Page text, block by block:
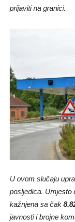
prijaviti na granici.
U ovom slučaju
posljedica. Umjesto
kažnjena sa čak
javnosti i brojne